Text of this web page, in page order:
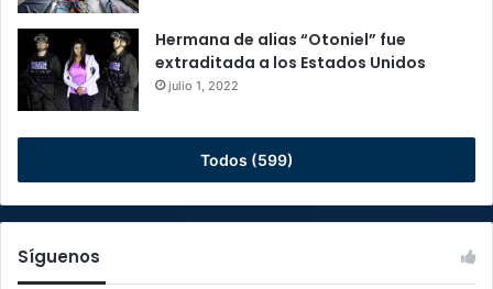
Hermana de alias “Otoniel” fue
extraditada a los Estados Unidos
julio 1, 2022
Todos (599)
Síguenos